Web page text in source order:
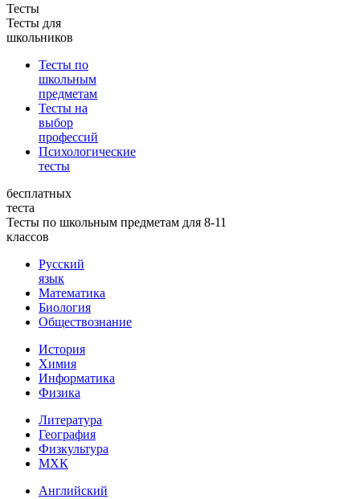
Тесты
Тесты для
школьников
Тесты по
школьным
предметам
Тесты на
выбор
профессий
Психологические
тесты
бесплатных
теста
Тесты по школьным предметам для 8-11
классов
Русский
язык
Математика
Биология
Обществознание
История
Химия
Информатика
Физика
Литература
География
Физкультура
МХК
Английский